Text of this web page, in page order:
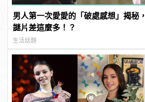
男人第一次愛愛的「破處感想」揭秘
謎片差這麼多！？
生活話題